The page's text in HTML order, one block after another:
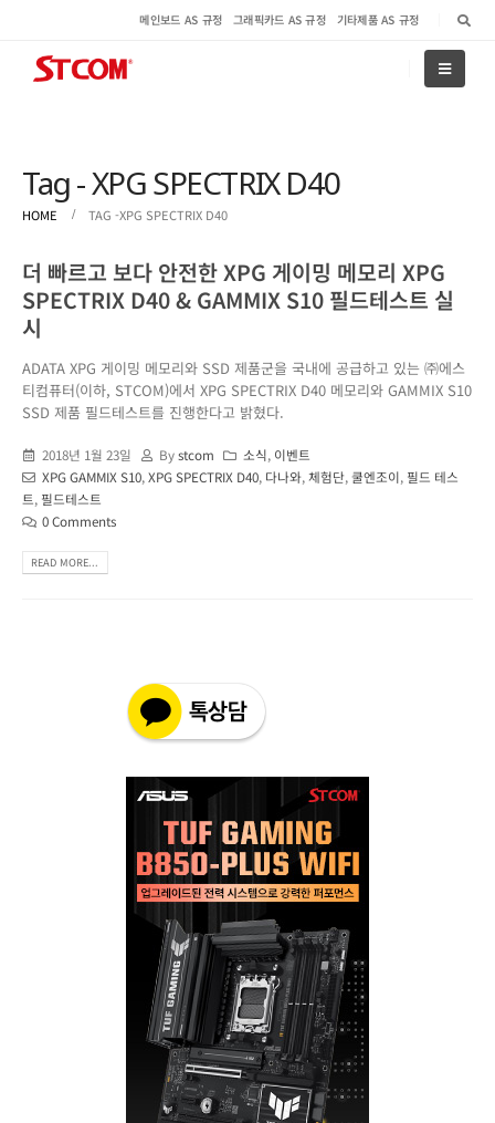
메인보드 AS 규정 그래픽카드 AS 규정 기타제품 AS 규정
Tag - XPG SPECTRIX D40
HOME TAG -XPG SPECTRIX D40
더 빠르고 보다 안전한 XPG 게이밍 메모리 XPG
SPECTRIX D40 & GAMMIX S10 필드테스트 실
시
ADATA XPG 게이밍 메모리와 SSD 제품군을 국내에 공급하고 있는 ㈜에스
티컴퓨터(이하, STCOM)에서 XPG SPECTRIX D40 메모리와 GAMMIX S10
SSD 제품 필드테스트를 진행한다고 밝혔다.
2018년 1월 23일 Bystcom 소식, 이벤트
XPG GAMMIX S10,XPG SPECTRIX D40, 다나와,체험단,쿨엔조이, 필드 테스
트, 필드테스트
0 Comments
READ MORE...